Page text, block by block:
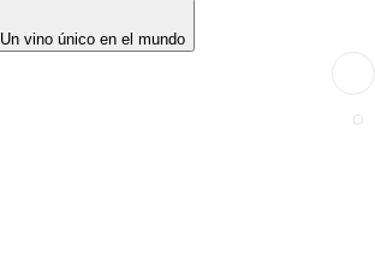
Un vino único en el mundo